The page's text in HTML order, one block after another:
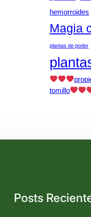
hemorroides
Magia
plantas de poder
tomillo
Posts